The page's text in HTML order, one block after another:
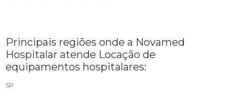
Principais regiões onde a Novamed
Hospitalar atende Locação de
equipamentos hospitalares:
SP